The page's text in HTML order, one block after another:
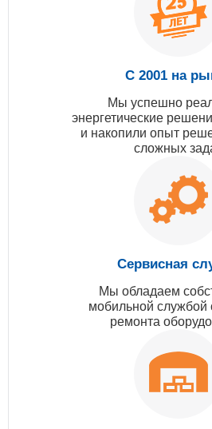
С 2001 на
Мы успешно
энергетические
и накопили опыт
сложных
Сервисная
Мы обладаем
мобильной службой
ремонта